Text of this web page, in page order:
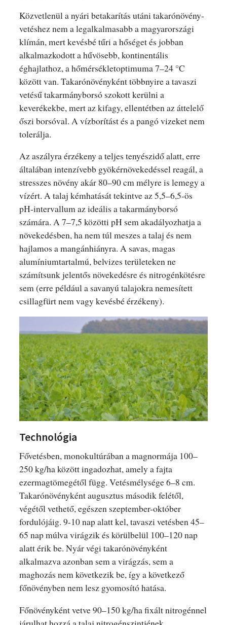
Közvetlenül a nyári betakarítás utáni takarónövény-
vetéshez nem a legalkalmasabb a magyarországi
klímán, mert kevésbé tűri a hőséget és jobban
alkalmazkodott a hűvösebb, kontinentális
éghajlathoz, a hőmérsékletoptimuma 7–24 °C
között van. Takarónövényként többnyire a tavaszi
vetésű takarmányborsó szokott kerülni a
keverékekbe, mert az kifagy, ellentétben az áttelelő
őszi borsóval. A vízborítást és a pangó vizeket nem
tolerálja.
Az aszályra érzékeny a teljes tenyészidő alatt, erre
általában intenzívebb gyökérnövekedéssel reagál, a
stresszes növény akár 80–90 cm mélyre is lemegy a
vízért. A talaj kémhatását tekintve az 5,5–6,5-ös
pH-intervallum az ideális a takarmányborsó
számára. A 7–7,5 közötti pH sem akadályozhatja a
növekedésben, ha nem túl meszes a talaj és nem
hajlamos a mangánhiányra. A savas, magas
alumíniumtartalmú, belvizes területeken ne
számítsunk jelentős növekedésre és nitrogénkötésre
sem (erre például a savanyú talajokra nemesített
csillagfürt nem vagy kevésbé érzékeny).
Technológia
Fővetésben, monokultúrában a magnormája 100–
250 kg/ha között ingadozhat, amely a fajta
ezermagtömegétől függ. Vetésmélysége 6–8 cm.
Takarónövényként augusztus második felétől,
végétől vethető, egészen szeptember-október
fordulójáig. 9-10 nap alatt kel, tavaszi vetésben 45–
65 nap múlva virágzik és körülbelül 100–120 nap
alatt érik be. Nyár végi takarónövényként
alkalmazva azonban sem a virágzás, sem a
maghozás nem következik be, így a következő
főnövényben nem lesz gyomosító hatása.
Főnövényként vetve 90–150 kg/ha fixált nitrogénnel